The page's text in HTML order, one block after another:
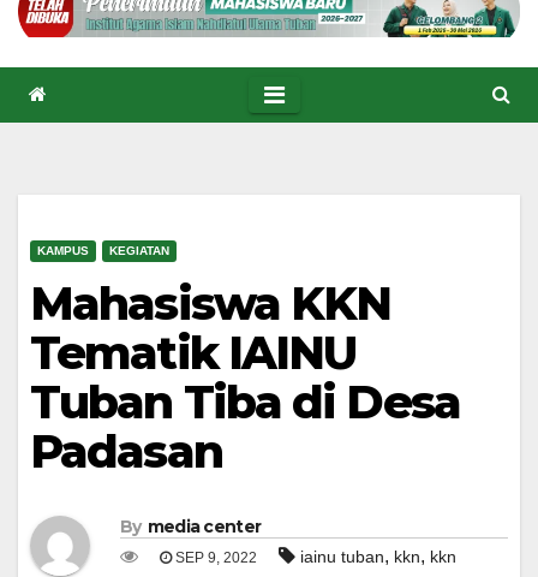
KAMPUS KEGIATAN
Mahasiswa KKN
Tematik IAINU
Tuban Tiba di Desa
Padasan
By media center
SEP 9, 2022 iainu tuban, kkn, kkn